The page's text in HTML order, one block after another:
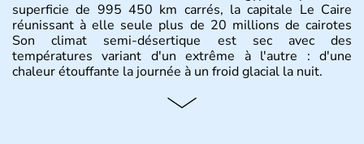
superficie de 995 450 km carrés, la capitale Le Caire
réunissant à elle seule plus de 20 millions de cairotes
Son climat semi-désertique est sec avec des
températures variant d'un extrême à l'autre : d'une
chaleur étouffante la journée à un froid glacial la nuit.
Histoire et administration